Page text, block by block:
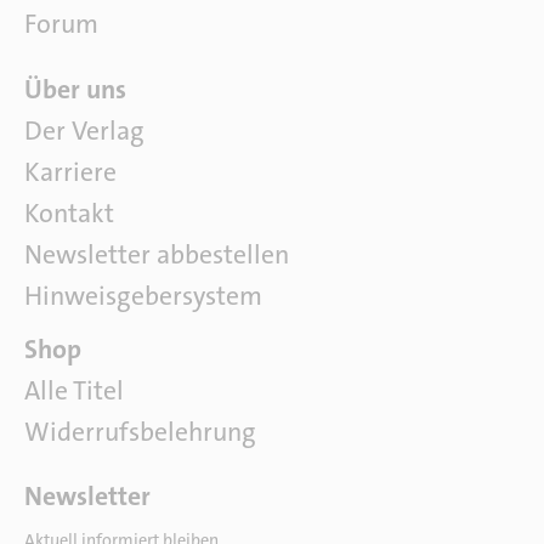
e
Forum
Ü
b
e
r
u
n
s
Über uns
Der Verlag
Karriere
Kontakt
Newsletter abbestellen
Hinweisgebersystem
P
a
r
t
e
Shop
Alle Titel
Widerrufsbelehrung
Newsletter